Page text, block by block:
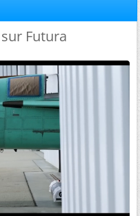
Futura